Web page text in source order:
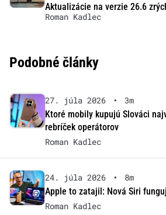
Aktualizácie na verzie 26.6
Roman Kadlec
Podobné články
27. júla 2026 •
3m
Ktoré mobily kupujú Slováci
rebríček operátorov
Roman Kadlec
24. júla 2026 •
8m
Apple to zatajil: Nová Siri
Roman Kadlec